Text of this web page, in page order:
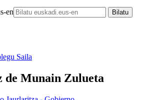
en
Saila
de Munain Zulueta